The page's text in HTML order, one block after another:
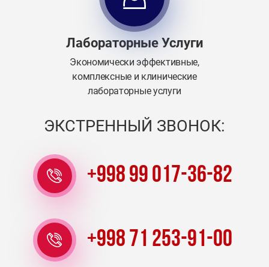
Лабораторные Услуги
Экономически эффективные,
комплексные и клинические
лабораторные услуги
ЭКСТРЕННЫЙ ЗВОНОК:
+998 99 017-36-82
+998 71 253-91-00